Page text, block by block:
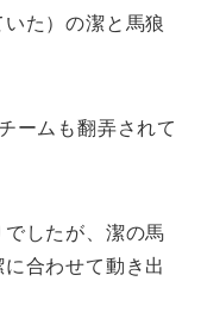
た）の潔と馬狼
ームも翻弄されて
したが、潔の馬
合わせて動き出